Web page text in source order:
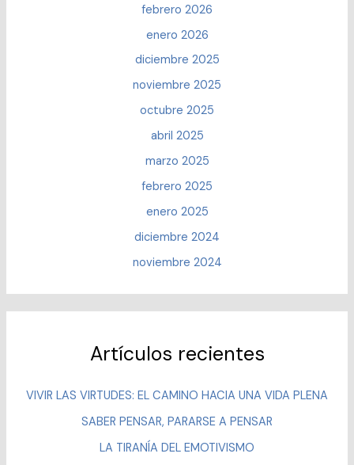
febrero 2026
enero 2026
diciembre 2025
noviembre 2025
octubre 2025
abril 2025
marzo 2025
febrero 2025
enero 2025
diciembre 2024
noviembre 2024
Artículos recientes
VIVIR LAS VIRTUDES: EL CAMINO HACIA UNA VIDA PLENA
SABER PENSAR, PARARSE A PENSAR
LA TIRANÍA DEL EMOTIVISMO